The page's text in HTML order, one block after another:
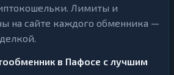
Лимиты и
на сайте каждого обменника —
в Пафосе с лучшим